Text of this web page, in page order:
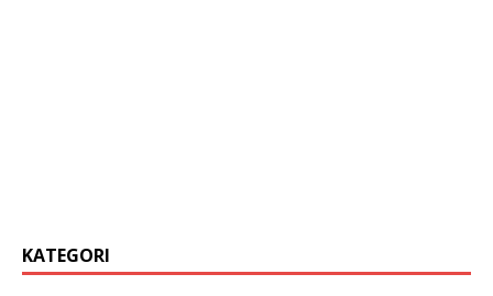
KATEGORI